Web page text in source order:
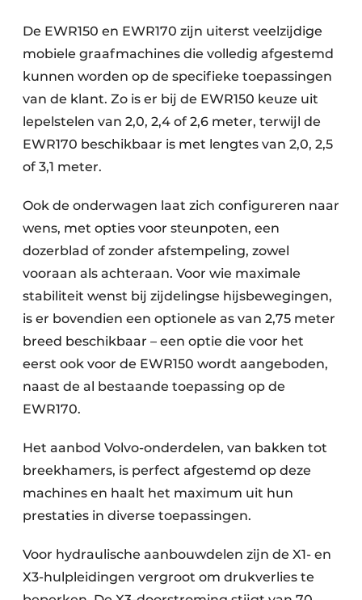
De EWR150 en EWR170 zijn uiterst veelzijdige
mobiele graafmachines die volledig afgestemd
kunnen worden op de specifieke toepassingen
van de klant. Zo is er bij de EWR150 keuze uit
lepelstelen van 2,0, 2,4 of 2,6 meter, terwijl de
EWR170 beschikbaar is met lengtes van 2,0, 2,5
of 3,1 meter.
Ook de onderwagen laat zich configureren naar
wens, met opties voor steunpoten, een
dozerblad of zonder afstempeling, zowel
vooraan als achteraan. Voor wie maximale
stabiliteit wenst bij zijdelingse hijsbewegingen,
is er bovendien een optionele as van 2,75 meter
breed beschikbaar – een optie die voor het
eerst ook voor de EWR150 wordt aangeboden,
naast de al bestaande toepassing op de
EWR170.
Het aanbod Volvo-onderdelen, van bakken tot
breekhamers, is perfect afgestemd op deze
machines en haalt het maximum uit hun
prestaties in diverse toepassingen.
Voor hydraulische aanbouwdelen zijn de X1- en
X3-hulpleidingen vergroot om drukverlies te